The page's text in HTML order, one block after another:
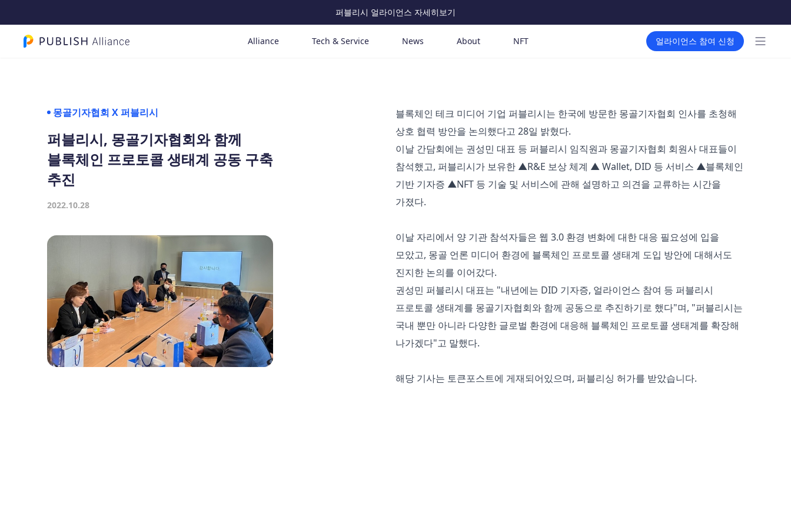
퍼블리시 얼라이언스 자세히보기
PUBLISH Alliance 로고 Alliance Tech & Service News About NFT 얼라이언스 참여 신청 메인 메
몽골기자협회 X 퍼블리시
퍼블리시, 몽골기자협회와 함께
블록체인 프로토콜 생태계 공동 구축
추진
2022.10.28
블록체인 테크 미디어 기업 퍼블리시는 한국에 방문한 몽골기자협회 인사를 초청해
상호 협력 방안을 논의했다고 28일 밝혔다.
이날 간담회에는 권성민 대표 등 퍼블리시 임직원과 몽골기자협회 회원사 대표들이
참석했고, 퍼블리시가 보유한 ▲R&E 보상 체계 ▲ Wallet, DID 등 서비스 ▲블록체인
기반 기자증 ▲NFT 등 기술 및 서비스에 관해 설명하고 의견을 교류하는 시간을
가졌다.
이날 자리에서 양 기관 참석자들은 웹 3.0 환경 변화에 대한 대응 필요성에 입을
모았고, 몽골 언론 미디어 환경에 블록체인 프로토콜 생태계 도입 방안에 대해서도
진지한 논의를 이어갔다.
권성민 퍼블리시 대표는 "내년에는 DID 기자증, 얼라이언스 참여 등 퍼블리시
프로토콜 생태계를 몽골기자협회와 함께 공동으로 추진하기로 했다"며, "퍼블리시는
국내 뿐만 아니라 다양한 글로벌 환경에 대응해 블록체인 프로토콜 생태계를 확장해
나가겠다"고 말했다.
해당 기사는 토큰포스트에 게재되어있으며, 퍼블리싱 허가를 받았습니다.